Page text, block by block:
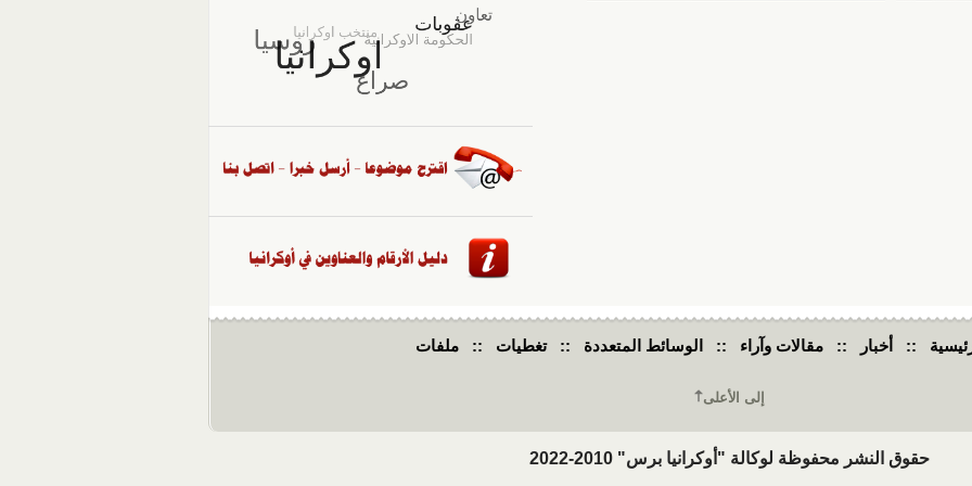
:: أخبار :: مقالات وآراء :: الوسائط المتعددة :: تغطيات :: ملفات
إلى الأعلى
حقوق النشر محفوظة لوكالة "أوكرانيا برس" 2010-2022